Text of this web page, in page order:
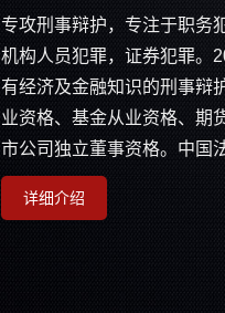
专攻刑事辩护，专注于职务
机构人员犯罪，证券犯罪。
有经济及金融知识的刑事辩
业资格、基金从业资格、期
市公司独立董事资格。中国
详细介绍